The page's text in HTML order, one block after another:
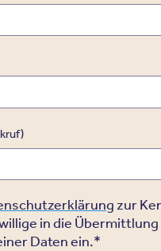
zur
in die Übermittlung
Daten ein.*